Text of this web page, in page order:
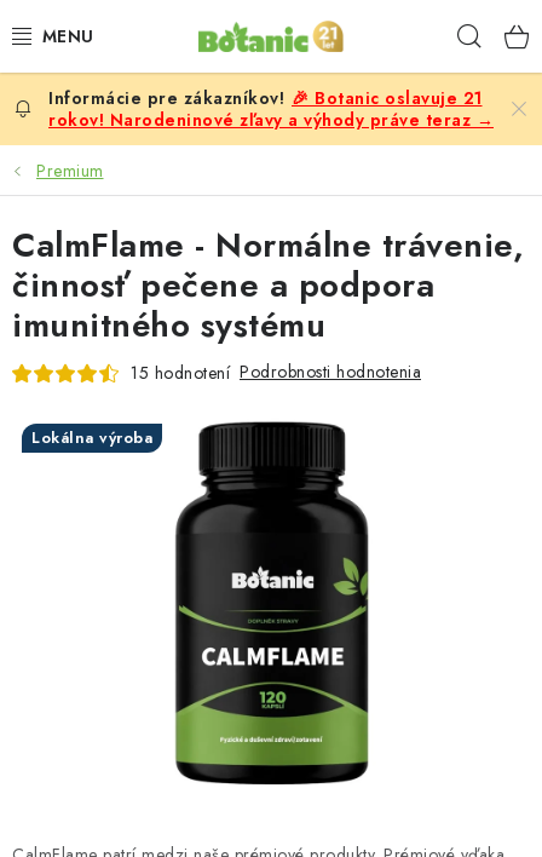
na
PREMIUM
DOPLNKY STRAVY
CIELE
POTRAVINY A NÁPOJE
ZLOŽKY
Recenzie
Vernostný program
Kontakty
🎉 Botanic oslavuje 21
rokov! Narodeninové zľavy a výhody práve teraz →
Premium
CalmFlame - Normálne trávenie,
činnosť pečene a podpora
imunitného systému
15 hodnotení Podrobnosti hodnotenia
Lokálna výroba